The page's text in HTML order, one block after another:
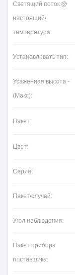
Светящий поток @
настоящий/
температура:
Устанавливать тип:
Усаженная высота -
(Макс):
Пакет:
Цвет:
Серия:
Пакет/случай:
Угол наблюдения:
Пакет прибора
поставщика: